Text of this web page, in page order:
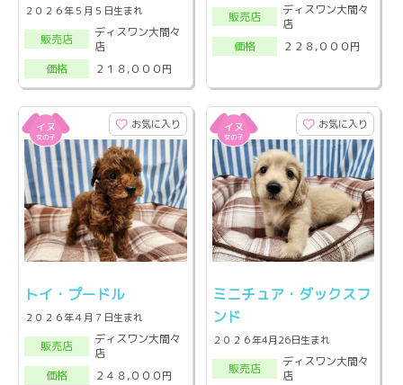
２０２６年５月５日生まれ
販売店
ディスワン大間々
店
価格
２１８,０００円
販売店
ディスワン大間々
店
価格
２２８,０００円
お気に入り
トイ・プードル
２０２６年４月７日生まれ
販売店
ディスワン大間々
店
価格
２４８,０００円
お気に入り
ミニチュア・ダックスフ
ンド
２０２６年4月26日生まれ
販売店
ディスワン大間々
店